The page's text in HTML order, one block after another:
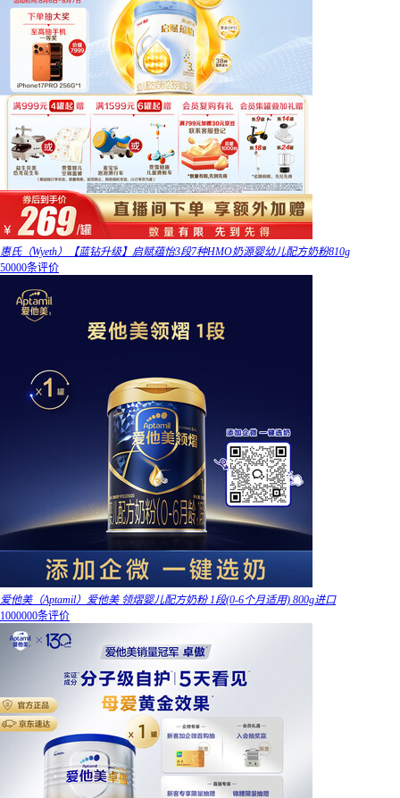
惠氏（Wyeth）【蓝钻升级】启赋蕴怡3段7种HMO奶源婴幼儿配方奶粉810g
50000条评价
爱他美（Aptamil）爱他美 领熠婴儿配方奶粉 1段(0-6个月适用) 800g进口
1000000条评价